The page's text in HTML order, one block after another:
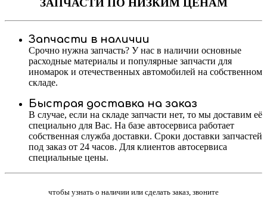
ЗАПЧАСТИПО НИЗКИМ ЦЕНАМ
Запчасти в наличии
Срочно нужна запчасть? У нас в наличии основные
расходные материалы и популярные запчасти для
иномарок и отечественных автомобилей на собственном
складе.
Быстрая доставка на заказ
В случае, если на складе запчасти нет, то мы доставим её
специально для Вас. На базе автосервиса работает
собственная служба доставки. Сроки доставки запчастей
под заказ от 24 часов. Для клиентов автосервиса
специальные цены.
чтобы узнать о наличии или сделать заказ, звоните